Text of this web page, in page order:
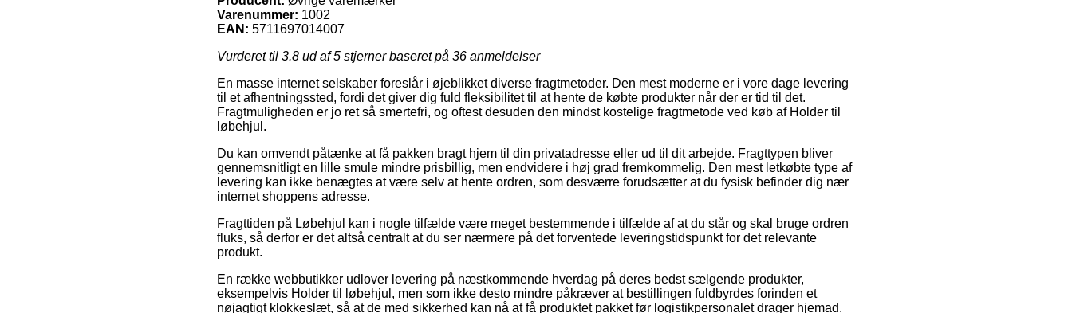
Varenummer: 1002
EAN: 5711697014007
Vurderet til 3.8 ud af 5 stjerner baseret på 36 anmeldelser
En masse internet selskaber foreslår i øjeblikket diverse fragtmetoder. Den mest moderne er i vore dage levering
til et afhentningssted, fordi det giver dig fuld fleksibilitet til at hente de købte produkter når der er tid til det.
Fragtmuligheden er jo ret så smertefri, og oftest desuden den mindst kostelige fragtmetode ved køb af Holder til
løbehjul.
Du kan omvendt påtænke at få pakken bragt hjem til din privatadresse eller ud til dit arbejde. Fragttypen bliver
gennemsnitligt en lille smule mindre prisbillig, men endvidere i høj grad fremkommelig. Den mest letkøbte type af
levering kan ikke benægtes at være selv at hente ordren, som desværre forudsætter at du fysisk befinder dig nær
internet shoppens adresse.
Fragttiden på Løbehjul kan i nogle tilfælde være meget bestemmende i tilfælde af at du står og skal bruge ordren
fluks, så derfor er det altså centralt at du ser nærmere på det forventede leveringstidspunkt for det relevante
produkt.
En række webbutikker udlover levering på næstkommende hverdag på deres bedst sælgende produkter,
eksempelvis Holder til løbehjul, men som ikke desto mindre påkræver at bestillingen fuldbyrdes forinden et
nøjagtigt klokkeslæt, så at de med sikkerhed kan nå at få produktet pakket før logistikpersonalet drager hjemad.